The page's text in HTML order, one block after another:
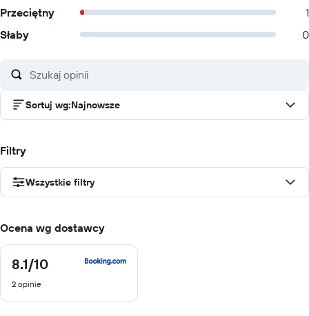
Przeciętny
1
Słaby
0
Sortuj wg:Najnowsze
Filtry
Wszystkie filtry
Ocena wg dostawcy
8.1/10
8.1
10
2 opinie